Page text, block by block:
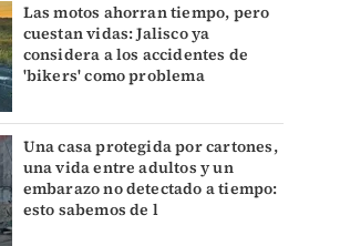
Las motos ahorran tiempo, pero
cuestan vidas: Jalisco ya
considera a los accidentes de
'bikers' como problema
Una casa protegida por cartones,
una vida entre adultos y un
embarazo no detectado a tiempo:
esto sabemos de l